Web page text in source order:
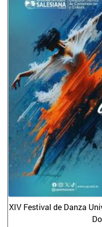
XIV Festival de Danza